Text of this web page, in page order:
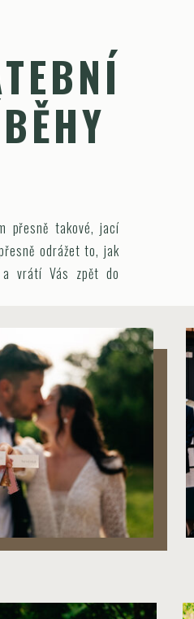
přesně takové, jací
odrážet to, jak
vrátí Vás zpět do
A